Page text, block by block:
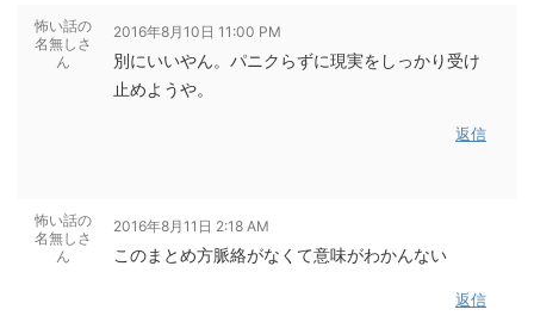
怖い話の
名無しさ
ん
2016年8月10日 11:00 PM
別にいいやん。パニクらずに現実をしっかり受け
止めようや。
返信
怖い話の
名無しさ
ん
2016年8月11日 2:18 AM
このまとめ方脈絡がなくて意味がわかんない
返信